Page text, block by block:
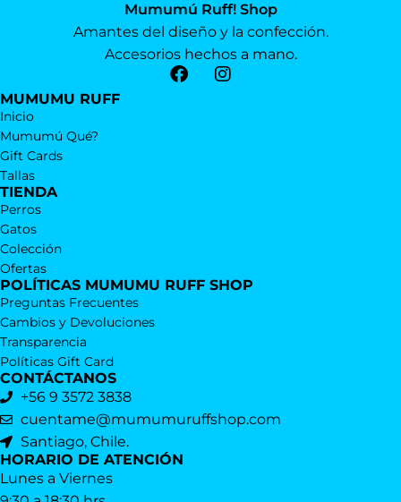
Mumumú Ruff! Shop
Amantes del diseño y la confección.
Accesorios hechos a mano.
MUMUMU RUFF
Inicio
Mumumú Qué?
Gift Cards
Tallas
TIENDA
Perros
Gatos
Colección
Ofertas
POLÍTICAS MUMUMU RUFF SHOP
Preguntas Frecuentes
Cambios y Devoluciones
Transparencia
Políticas Gift Card
CONTÁCTANOS
+56 9 3572 3838
cuentame@mumumuruffshop.com
Santiago, Chile.
HORARIO DE ATENCIÓN
Lunes a Viernes